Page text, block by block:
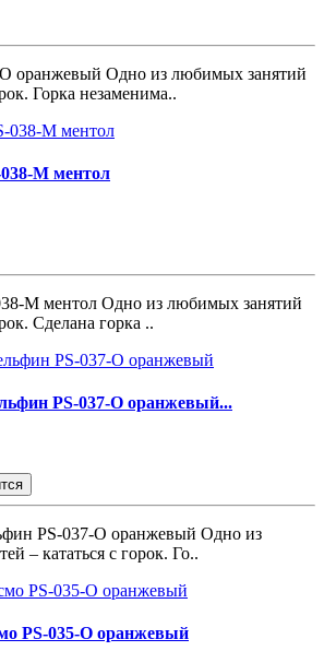
оранжевый Одно из любимых занятий
Горка незаменима..
М ментол
М ментол Одно из любимых занятий
Сделана горка ..
PS-037-O оранжевый...
PS-037-O оранжевый Одно из
– кататься с горок. Го..
PS-035-О оранжевый